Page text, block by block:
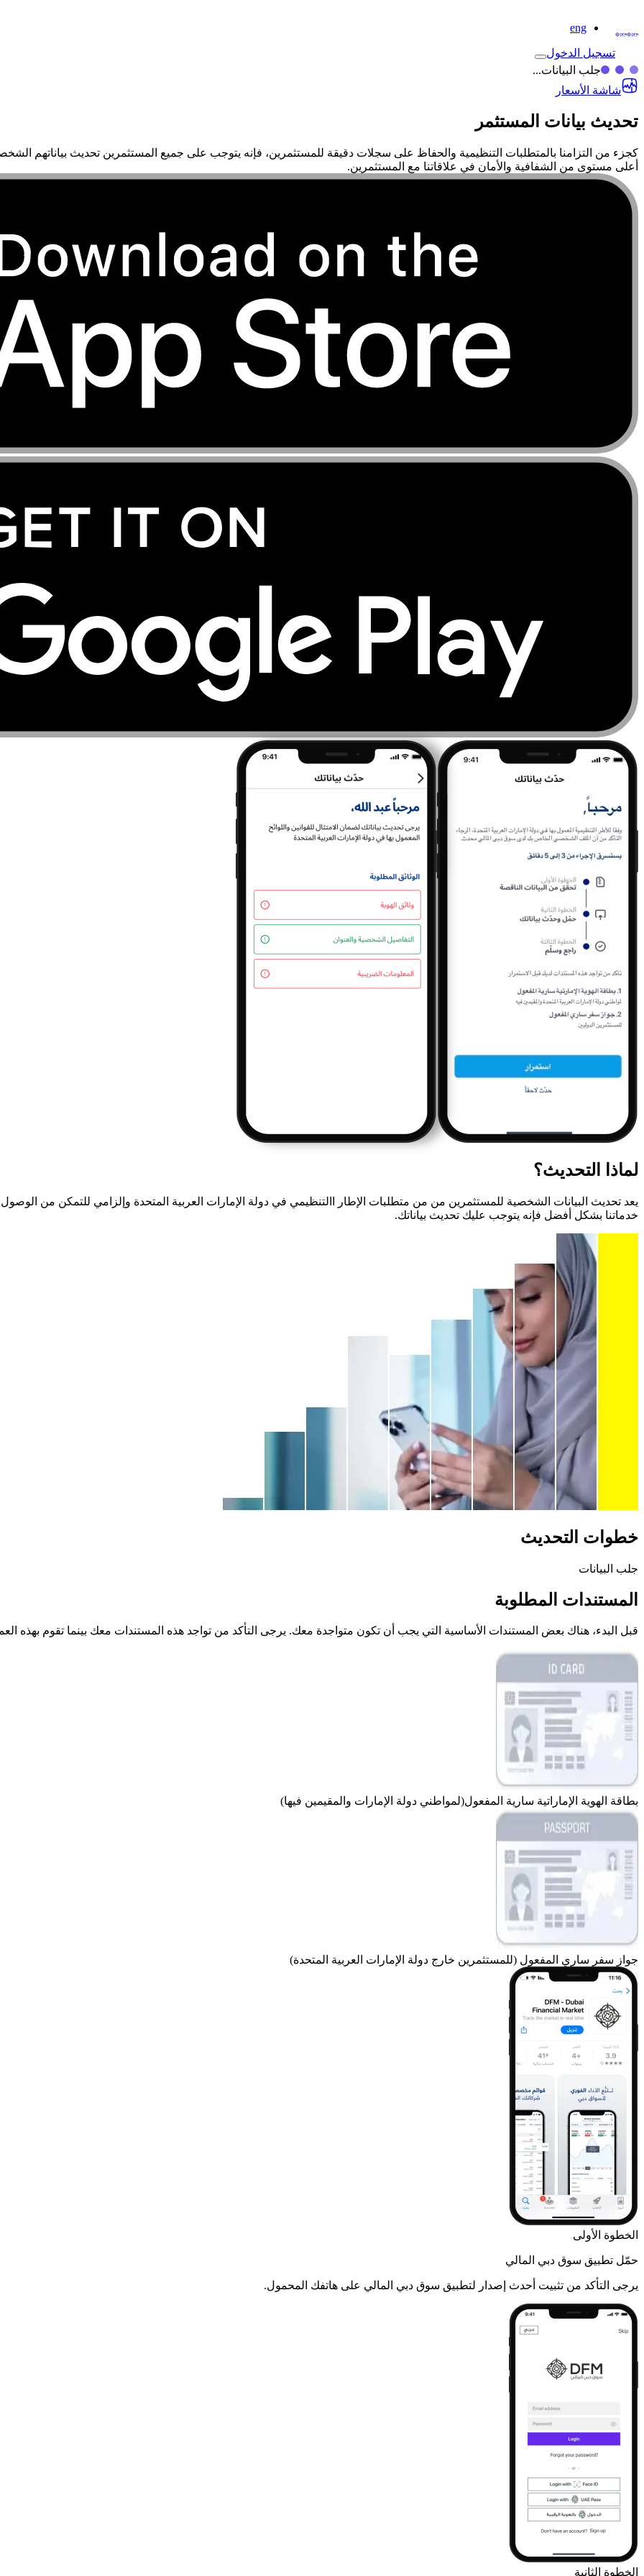
eng
تسجيل الدخول
جلب البيانات...
شاشة الأسعار
تحديث بيانات المستثمر
كجزء من التزامنا بالمتطلبات التنظيمية والحفاظ على سجلات دقيقة للمستثمرين، فإنه يتوجب على جميع المستثمرين تحديث بياناتهم
أعلى مستوى من الشفافية والأمان في علاقاتنا مع المستثمرين.
لماذا التحديث؟
يعد تحديث البيانات الشخصية للمستثمرين من من متطلبات الإطار االتنظيمي في دولة الإمارات العربية المتحدة وإلزامي للتمكن من
خدماتنا بشكل أفضل فإنه يتوجب عليك تحديث بياناتك.
خطوات التحديث
جلب البيانات
المستندات المطلوبة
قبل البدء، هناك بعض المستندات الأساسية التي يجب أن تكون متواجدة معك. يرجى التأكد من تواجد هذه المستندات معك بينما تقوم بهذه
بطاقة الهوية الإماراتية سارية المفعول(لمواطني دولة الإمارات والمقيمين فيها)
جواز سفر ساري المفعول (للمستثمرين خارج دولة الإمارات العربية المتحدة)
الخطوة الأولى
حمّل تطبيق سوق دبي المالي
يرجى التأكد من تثبيت أحدث إصدار لتطبيق سوق دبي المالي على هاتفك المحمول.
الخطوة الثانية